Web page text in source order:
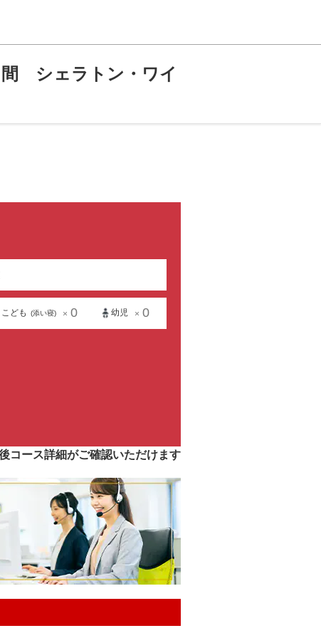
間 シェラトン・ワイ
こども (添い寝) × 0 幼児 × 0
コース詳細がご確認いただけます